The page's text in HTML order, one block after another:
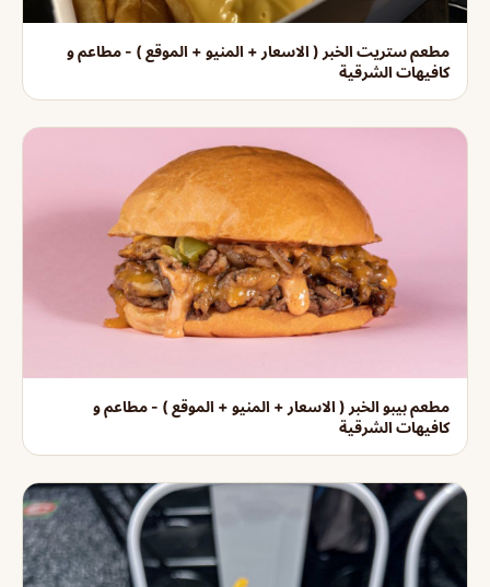
مطعم ستريت الخبر ( الاسعار + المنيو + الموقع ) - مطاعم و
كافيهات الشرقية
مطعم بيبو الخبر ( الاسعار + المنيو + الموقع ) - مطاعم و
كافيهات الشرقية